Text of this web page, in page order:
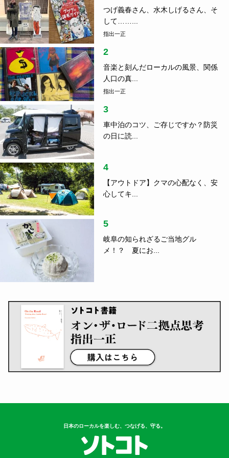
つげ義春さん、水木しげるさん、そ
して……...
指出一正
2
音楽と刻んだローカルの風景、関係
人口の真...
指出一正
3
車中泊のコツ、ご存じですか？防災
の日に読...
4
【アウトドア】クマの心配なく、安
心してキ...
5
岐阜の知られざるご当地グル
メ！？ 夏にお...
日本のローカルを楽しむ、つなげる、守る。